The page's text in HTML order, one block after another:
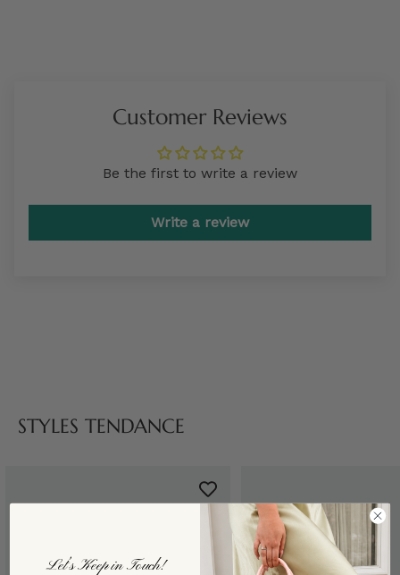
Customer Reviews
Be the first to write a review
Write a review
STYLES TENDANCE
Let’s Keep in Touch!